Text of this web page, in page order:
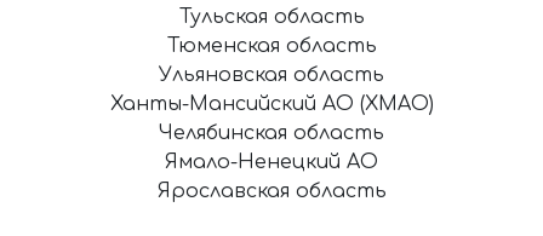
Тульская область
Тюменская область
Ульяновская область
Ханты-Мансийский АО (ХМАО)
Челябинская область
Ямало-Ненецкий АО
Ярославская область